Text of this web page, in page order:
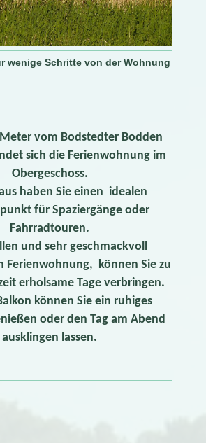
wenige Schritte von der Wohnung
vom Bodstedter Bodden
sich die Ferienwohnung im
Obergeschoss.
haben Sie einen idealen
für Spaziergänge oder
Fahrradtouren.
und sehr geschmackvoll
Ferienwohnung, können Sie zu
erholsame Tage verbringen.
können Sie ein ruhiges
oder den Tag am Abend
ausklingen lassen.